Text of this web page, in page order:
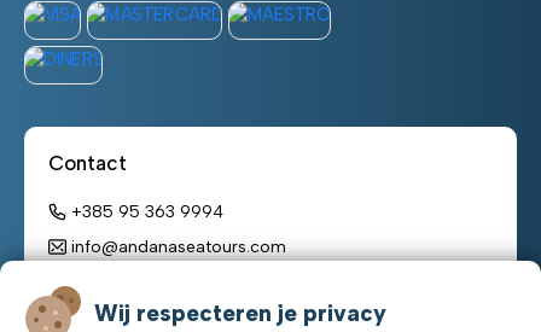
Wij respecteren je privacy
Contact
+385 95 363 9994
info@andanaseatours.com
Werktijden: